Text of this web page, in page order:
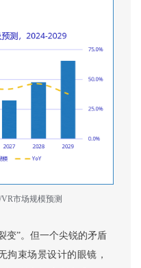
市场规模预测
变”。但一个尖锐的矛盾
拘束场景设计的眼镜，